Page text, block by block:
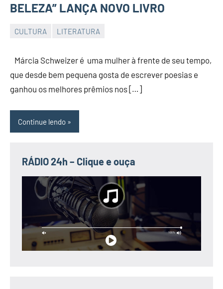
BELEZA” LANÇA NOVO LIVRO
CULTURA LITERATURA
GRANDE
DO
NORTE
Márcia Schweizer é uma mulher à frente de seu tempo,
que desde bem pequena gosta de escrever poesias e
ganhou os melhores prêmios nos […]
Continue lendo
RÁDIO 24h – Clique e ouça